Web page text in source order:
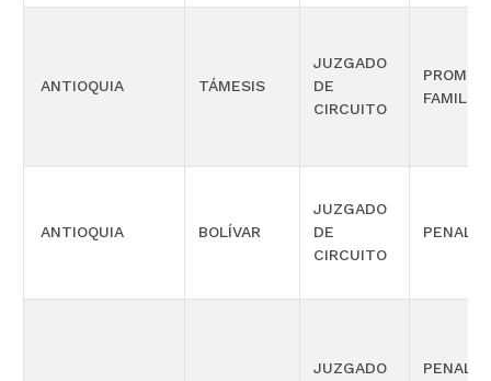
ANTIOQUIA TÁMESIS
JUZGADO
DE
CIRCUITO
FAMILIA
ANTIOQUIA BOLÍVAR
JUZGADO
DE
CIRCUITO
PENAL
JUZGADO
PENAL